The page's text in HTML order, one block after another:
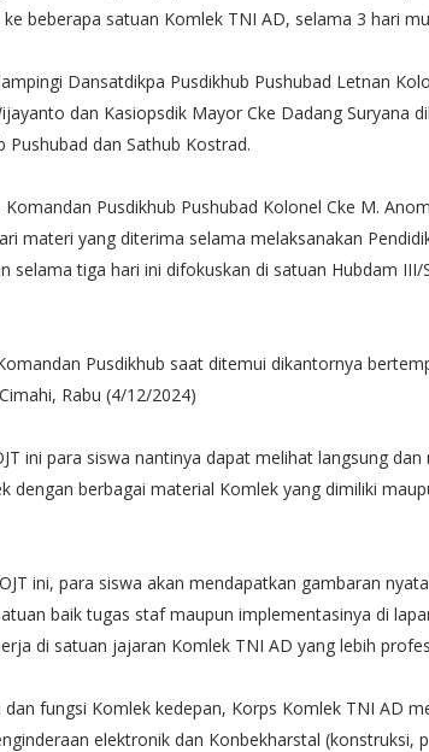
ke beberapa satuan Komlek TNI AD, selama 3 hari
Dansatdikpa Pusdikhub Pushubad Letnan
dan Kasiopsdik Mayor Cke Dadang Suryana
Pushubad dan Sathub Kostrad.
Pusdikhub Pushubad Kolonel Cke M.
materi yang diterima selama melaksanakan
selama tiga hari ini difokuskan di satuan Hubdam
Pusdikhub saat ditemui dikantornya
Rabu (4/12/2024)
ini para siswa nantinya dapat melihat langsung
dengan berbagai material Komlek yang dimiliki
ini, para siswa akan mendapatkan gambaran
baik tugas staf maupun implementasinya di
di satuan jajaran Komlek TNI AD yang lebih
fungsi Komlek kedepan, Korps Komlek TNI AD
elektronik dan Konbekharstal (konstruksi,